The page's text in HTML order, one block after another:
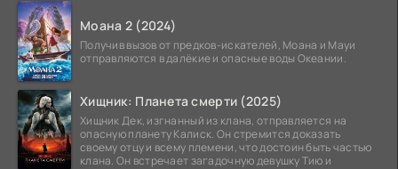
Моана 2 (2024)
Получив вызов от предков-искателей, Моана и Мауи
отправляются в далёкие и опасные воды Океании.
Хищник: Планета смерти (2025)
Хищник Дек, изгнанный из клана, отправляется на
опасную планету Калиск. Он стремится доказать
своему отцу и всему племени, что достоин быть частью
клана. Он встречает загадочную девушку Тию и